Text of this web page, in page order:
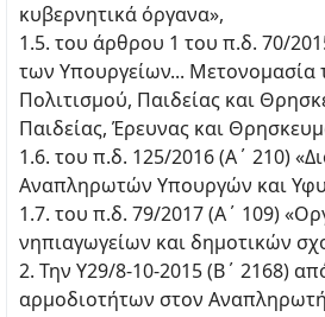
κυβερνητικά όργανα»,
1.5. του άρθρου 1 του π.δ. 70/
των Υπουργείων... Μετονομασία
Πολιτισμού, Παιδείας και
Παιδείας, Έρευνας και
1.6. του π.δ. 125/2016 (Α΄ 210)
Αναπληρωτών Υπουργών και
1.7. του π.δ. 79/2017 (Α΄ 109)
νηπιαγωγείων και δημοτικών
2. Την Υ29/8-10-2015 (Β΄ 2168)
αρμοδιοτήτων στον